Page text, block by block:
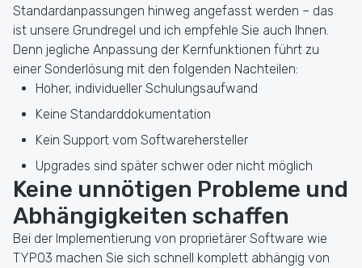
Standardanpassungen hinweg angefasst werden – das
ist unsere Grundregel und ich empfehle Sie auch Ihnen.
Denn jegliche Anpassung der Kernfunktionen führt zu
einer Sonderlösung mit den folgenden Nachteilen:
Hoher, individueller Schulungsaufwand
Keine Standarddokumentation
Kein Support vom Softwarehersteller
Upgrades sind später schwer oder nicht möglich
Keine unnötigen Probleme und
Abhängigkeiten schaffen
Bei der Implementierung von proprietärer Software wie
TYPO3 machen Sie sich schnell komplett abhängig von